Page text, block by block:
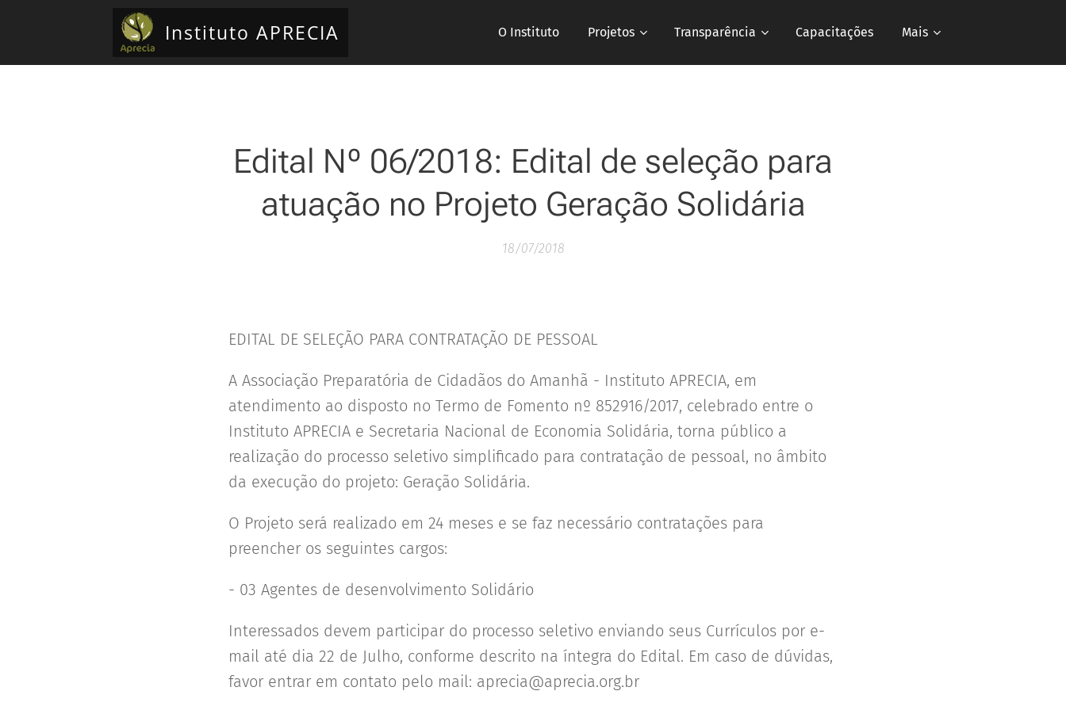
Instituto APRECIA O Instituto Projetos Transparência Capacitações Mais
Edital Nº 06/2018: Edital de seleção para
atuação no Projeto Geração Solidária
18/07/2018
EDITAL DE SELEÇÃO PARA CONTRATAÇÃO DE PESSOAL
A Associação Preparatória de Cidadãos do Amanhã - Instituto APRECIA, em
atendimento ao disposto no Termo de Fomento nº 852916/2017, celebrado entre o
Instituto APRECIA e Secretaria Nacional de Economia Solidária, torna público a
realização do processo seletivo simplificado para contratação de pessoal, no âmbito
da execução do projeto: Geração Solidária.
O Projeto será realizado em 24 meses e se faz necessário contratações para
preencher os seguintes cargos:
- 03 Agentes de desenvolvimento Solidário
Interessados devem participar do processo seletivo enviando seus Currículos por e-
mail até dia 22 de Julho, conforme descrito na íntegra do Edital. Em caso de dúvidas,
favor entrar em contato pelo mail: aprecia@aprecia.org.br